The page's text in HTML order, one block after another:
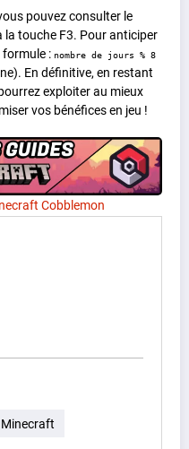
pouvez consulter le
la touche F3. Pour anticiper
formule : nombre de jours % 8
En définitive, en restant
exploiter au mieux
vos bénéfices en jeu !
Cobblemon
Minecraft